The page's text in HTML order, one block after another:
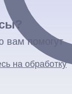
вам помогут
на обработку